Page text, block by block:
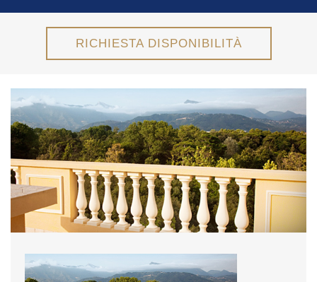
RICHIESTA DISPONIBILITÀ